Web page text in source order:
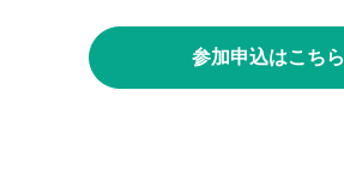
参加申込はこちら